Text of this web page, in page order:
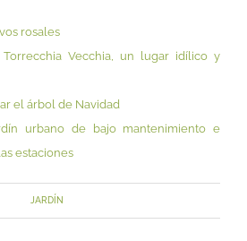
rosales
Vecchia, un lugar idílico y
el árbol de Navidad
urbano de bajo mantenimiento e
estaciones
JARDÍN